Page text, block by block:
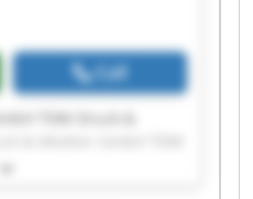
Call
Druck & Medien